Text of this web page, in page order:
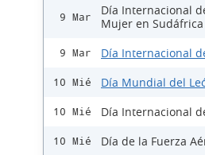
9 Mar
Día Internacional
Mujer en
9 Mar Día Internacional
10 Mié Día Mundial del
10 Mié Día Internacional
10 Mié Día de la Fuerza